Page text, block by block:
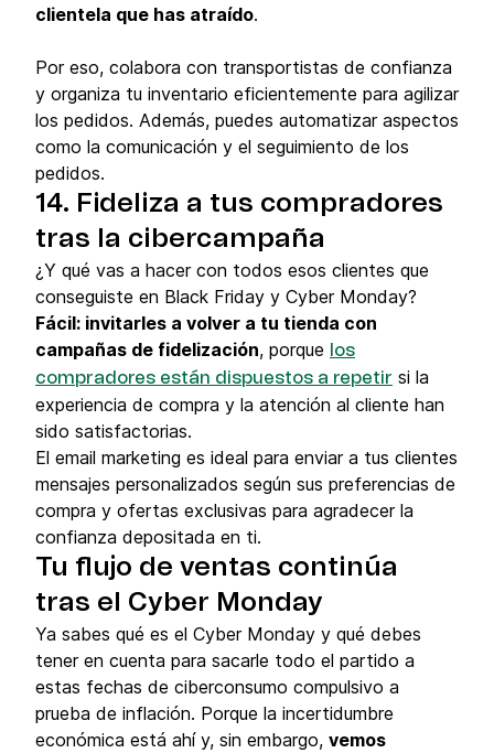
clientela que has atraído.
Por eso, colabora con transportistas de confianza
y organiza tu inventario eficientemente para agilizar
los pedidos. Además, puedes automatizar aspectos
como la comunicación y el seguimiento de los
pedidos.
14. Fideliza a tus compradores
tras la cibercampaña
¿Y qué vas a hacer con todos esos clientes que
conseguiste en Black Friday y Cyber Monday?
Fácil: invitarles a volver a tu tienda con
campañas de fidelización, porque
los
compradores están dispuestos a repetir si la
experiencia de compra y la atención al cliente han
sido satisfactorias.
El email marketing es ideal para enviar a tus clientes
mensajes personalizados según sus preferencias de
compra y ofertas exclusivas para agradecer la
confianza depositada en ti.
Tu flujo de ventas continúa
tras el Cyber Monday
Ya sabes qué es el Cyber Monday y qué debes
tener en cuenta para sacarle todo el partido a
estas fechas de ciberconsumo compulsivo a
prueba de inflación. Porque la incertidumbre
económica está ahí y, sin embargo, vemos